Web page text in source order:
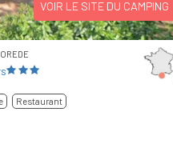
VOIR LE SITE DU CAMPING
Restaurant